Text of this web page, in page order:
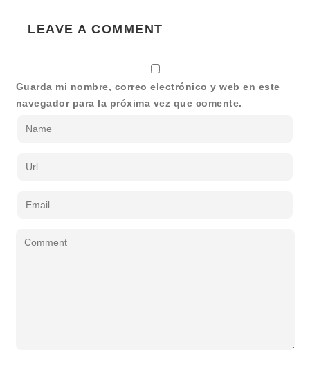
LEAVE A COMMENT
Guarda mi nombre, correo electrónico y web en este
navegador para la próxima vez que comente.